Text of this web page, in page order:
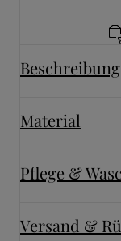
Beschreibung
Material
Pflege &
Versand &